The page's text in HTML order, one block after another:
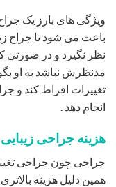
ویژگی های بارز یک
باعث می شود تا جراح
نظر نگیرد و در صورتی
مدنظرش نباشد به او
تغییرات افراط کند و
انجام دهد .
هزینه جراحی
جراحی چون جراحی
همین دلیل هزینه